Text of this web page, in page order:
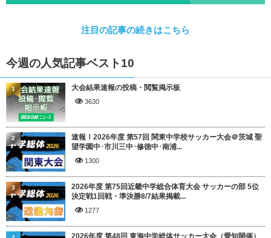
注目の記事の続きはこちら
今週の人気記事ベスト10
大会結果速報の投稿・閲覧掲示板
3630
1
速報！2026年度 第57回 関東中学校サッカー大会＠茨城 聖
望学園中･市川三中･修徳中･南浦...
1300
2
2026年度 第75回近畿中学総合体育大会 サッカーの部 5位
決定戦1回戦・準決勝8/7結果掲載...
1277
3
2026年度 第48回 東海中学総体サッカー大会（愛知開催）